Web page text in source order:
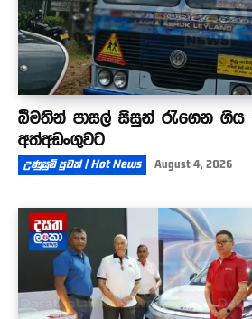
බීමතින් පාසල් සිසුන් රැගෙන ගිය
අත්අඩංගුවට
උණුසුම් පුවත් | Hot News August 4, 2026